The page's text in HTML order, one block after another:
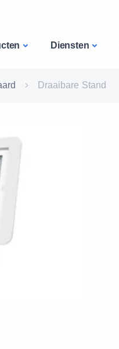
Diensten
Draaibare Stand